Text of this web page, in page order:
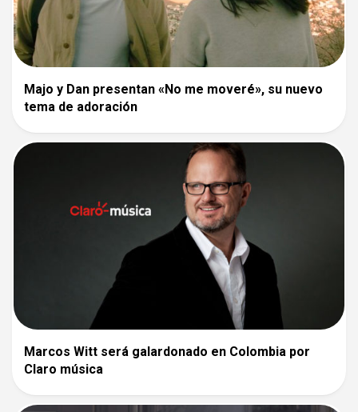
Majo y Dan presentan «No me moveré», su nuevo
tema de adoración
Marcos Witt será galardonado en Colombia por
Claro música